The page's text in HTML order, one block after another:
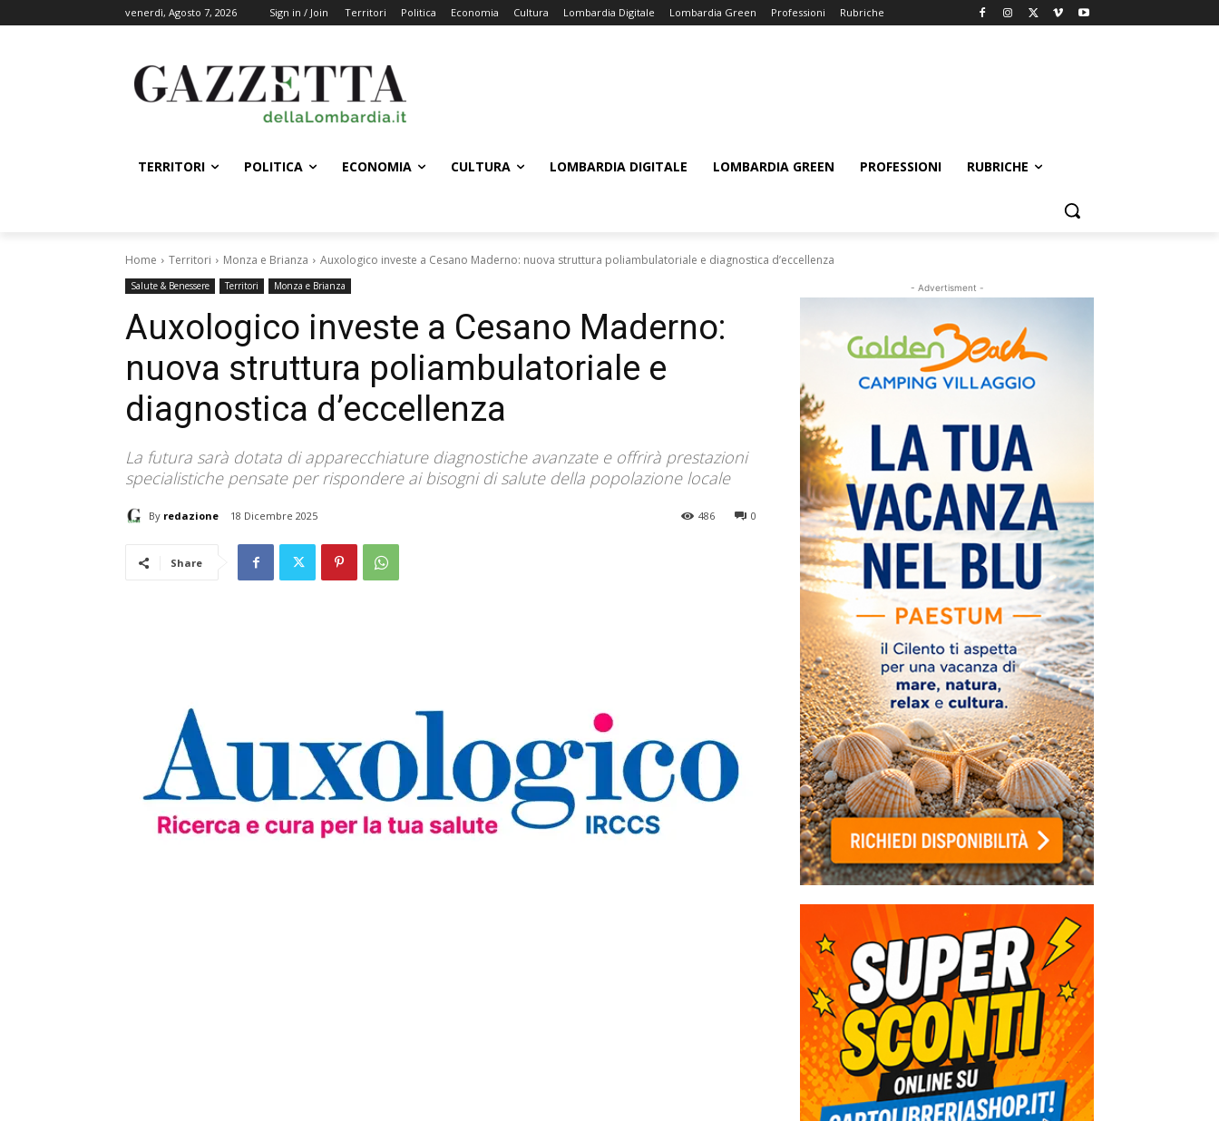
venerdì, Agosto 7, 2026 Sign in / Join Territori Politica Economia Cultura Lombardia Digitale Lombardia Green Professioni Rubriche
TERRITORI POLITICA ECONOMIA CULTURA LOMBARDIA DIGITALE LOMBARDIA GREEN PROFESSIONI RUBRICHE
Home Territori Monza e Brianza Auxologico investe a Cesano Maderno: nuova struttura poliambulatoriale e diagnostica d’eccellenza
Salute & Benessere Territori Monza e Brianza
Auxologico investe a Cesano Maderno:
nuova struttura poliambulatoriale e
diagnostica d’eccellenza
La futura sarà dotata di apparecchiature diagnostiche avanzate e offrirà prestazioni
specialistiche pensate per rispondere ai bisogni di salute della popolazione locale
By redazione 18 Dicembre 2025 0
486
Share
- Advertisment -